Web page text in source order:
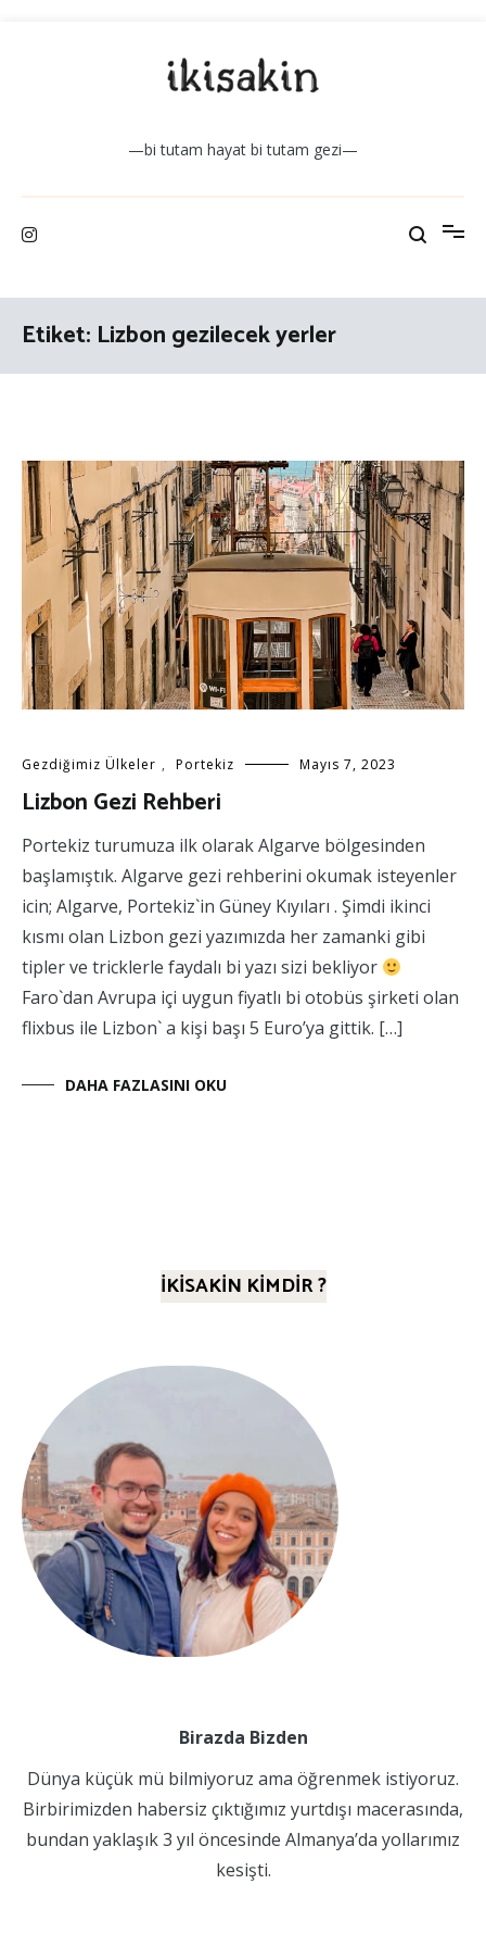
—bi tutam hayat bi tutam gezi—
Etiket: Lizbon gezilecek yerler
Gezdiğimiz Ülkeler , Portekiz Mayıs 7, 2023
Lizbon Gezi Rehberi
Portekiz turumuza ilk olarak Algarve bölgesinden
başlamıştık. Algarve gezi rehberini okumak isteyenler
icin; Algarve, Portekiz`in Güney Kıyıları . Şimdi ikinci
kısmı olan Lizbon gezi yazımızda her zamanki gibi
tipler ve tricklerle faydalı bi yazı sizi bekliyor
Faro`dan Avrupa içi uygun fiyatlı bi otobüs şirketi olan
flixbus ile Lizbon` a kişi başı 5 Euro’ya gittik. […]
DAHA FAZLASINI OKU
İKİSAKİN KİMDİR ?
Birazda Bizden
Dünya küçük mü bilmiyoruz ama öğrenmek istiyoruz.
Birbirimizden habersiz çıktığımız yurtdışı macerasında,
bundan yaklaşık 3 yıl öncesinde Almanya’da yollarımız
kesişti.